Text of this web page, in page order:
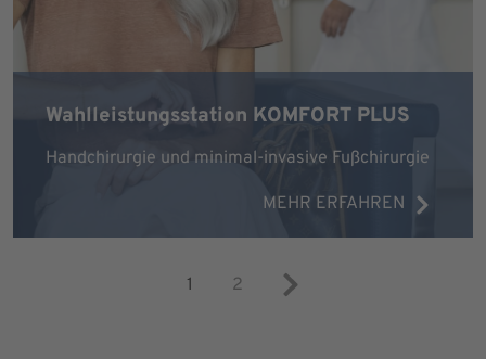
Wahlleistungsstation KOMFORT PLUS
Handchirurgie und minimal-invasive Fußchirurgie
MEHR ERFAHREN
1 2